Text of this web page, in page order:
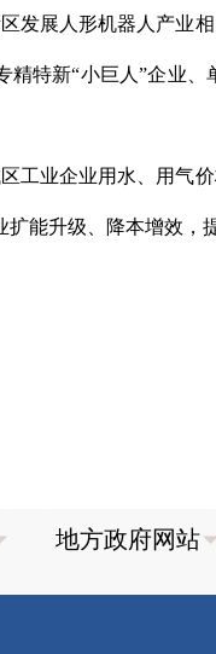
发展人形机器人产业
精特新“小巨人”企业
工业企业用水、用气
扩能升级、降本增效，